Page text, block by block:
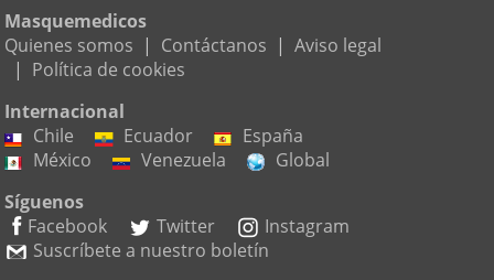
Masquemedicos
Quienes somos | Contáctanos | Aviso legal
| Política de cookies
Internacional
Chile
Ecuador
España
México
Venezuela
Global
Síguenos
Facebook
Twitter
Instagram
Suscríbete a nuestro boletín